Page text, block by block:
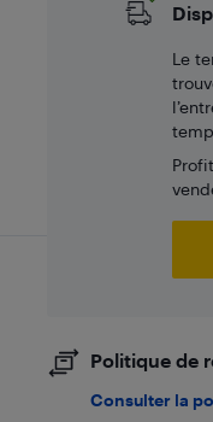
Le
Politique de
Consulter la